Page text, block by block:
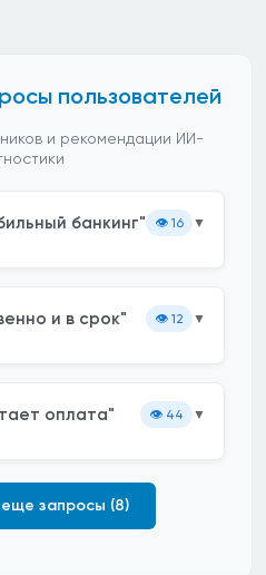
пользователей
и рекомендации ИИ-
банкинг" 👁️ 16 ▼
и в срок" 👁️ 12 ▼
оплата" 👁️ 44 ▼
еще запросы (8)